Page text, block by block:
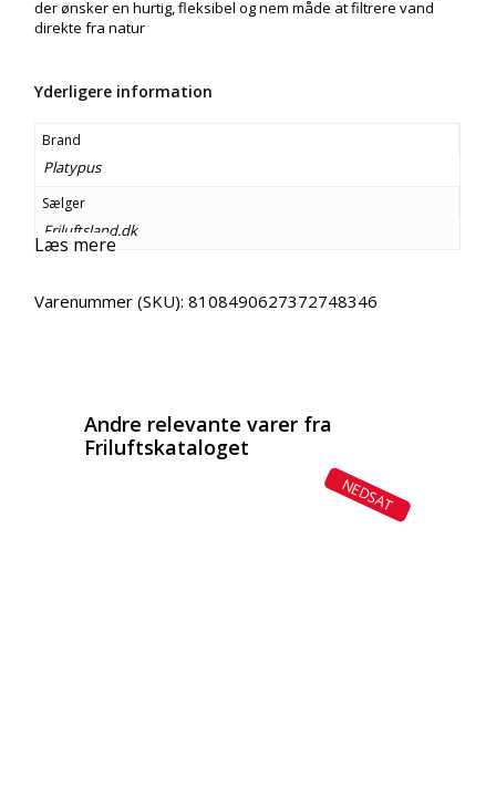
der ønsker en hurtig, fleksibel og nem måde at filtrere vand
direkte fra natur
Yderligere information
Brand
Platypus
Sælger
Friluftsland.dk
Læs mere
Varenummer (SKU):8108490627372748346
Email Copy URL
Andre relevante varer fra
Friluftskataloget
NEDSAT